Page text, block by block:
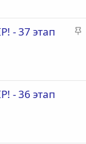
З
- 37 этап
- 36 этап